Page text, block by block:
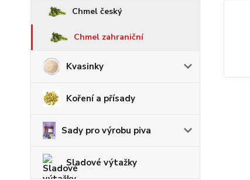
Chmel český
Chmel zahraniční
Kvasinky
Koření a přísady
Sady pro výrobu piva
Sladové výtažky